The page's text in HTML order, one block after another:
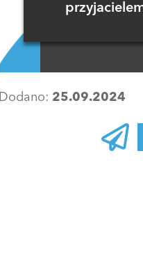
Dodano: 25.09.2024